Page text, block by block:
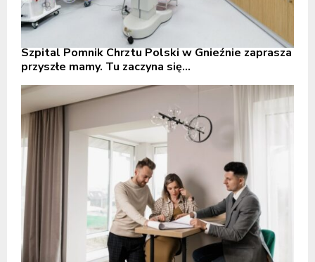
Szpital Pomnik Chrztu Polski w Gnieźnie zaprasza
przyszłe mamy. Tu zaczyna się...